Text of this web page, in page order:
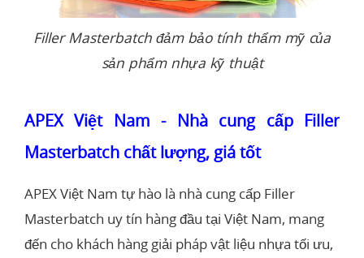
Filler Masterbatch đảm bảo tính thẩm mỹ của
sản phẩm nhựa kỹ thuật
APEX Việt Nam - Nhà cung cấp Filler
Masterbatch chất lượng, giá tốt
APEX Việt Nam tự hào là nhà cung cấp Filler
Masterbatch uy tín hàng đầu tại Việt Nam, mang
đến cho khách hàng giải pháp vật liệu nhựa tối ưu,